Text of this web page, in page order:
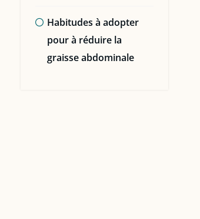
Habitudes à adopter
pour à réduire la
graisse abdominale